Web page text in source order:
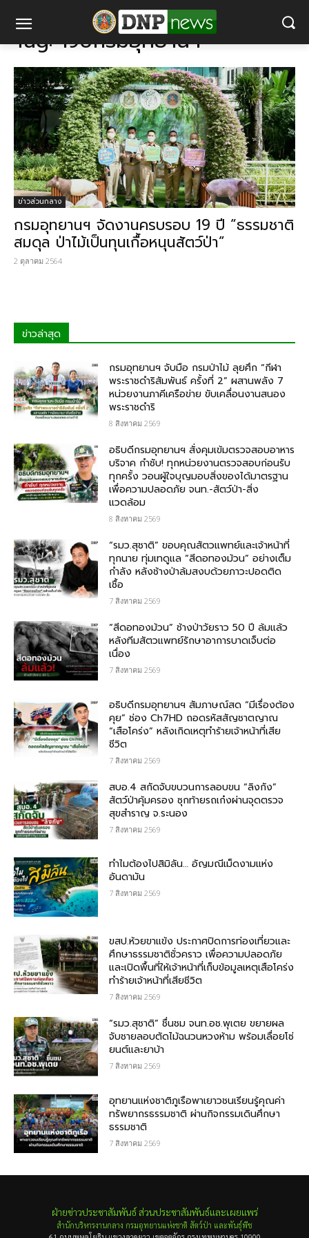
19ปีกรมอุทยานฯ
Tag:19ปีกรมอุทยานฯ
ข่าวส่วนกลาง
กรมอุทยานฯ จัดงานครบรอบ 19 ปี “ธรรมชาติ
สมดุล ป่าไม้เป็นทุนเกื้อหนุนสัตว์ป่า”
2 ตุลาคม 2564
ข่าวล่าสุด
กรมอุทยานฯ จับมือ กรมป่าไม้ ลุยศึก “กีฬา
พระราชดำริสัมพันธ์ ครั้งที่ 2” ผสานพลัง 7
หน่วยงานภาคีเครือข่าย ขับเคลื่อนงานสนอง
พระราชดำริ
8 สิงหาคม 2569
อธิบดีกรมอุทยานฯ สั่งคุมเข้มตรวจสอบอาหาร
บริจาค​ กำชับ! ทุกหน่วยงานตรวจสอบก่อนรับ
ทุกครั้ง วอนผู้ใจบุญมอบสิ่งของได้มาตรฐาน
เพื่อความปลอดภัย​ จนท.-สัตว์ป่า-สิ่ง
แวดล้อม
8 สิงหาคม 2569
“รมว.สุชาติ” ขอบคุณสัตวแพทย์และเจ้าหน้าที่
ทุกนาย ทุ่มเทดูแล “สีดอทองม้วน” อย่างเต็ม
กำลัง หลังช้างป่าล้มสงบด้วยภาวะปอดติด
เชื้อ
7 สิงหาคม 2569
“สีดอทองม้วน” ช้างป่าวัยราว 50 ปี ล้มแล้ว
หลังทีมสัตวแพทย์รักษาอาการบาดเจ็บต่อ
เนื่อง
7 สิงหาคม 2569
อธิบดีกรมอุทยานฯ สัมภาษณ์สด “มีเรื่องต้อง
คุย” ช่อง Ch7HD ถอดรหัสสัญชาตญาณ
“เสือโคร่ง” หลังเกิดเหตุทำร้ายเจ้าหน้าที่เสีย
ชีวิต
7 สิงหาคม 2569
สบอ.4 สกัดจับขบวนการลอบขน “ลิงกัง”
สัตว์ป่าคุ้มครอง ซุกท้ายรถเก๋งผ่านจุดตรวจ
สุขสำราญ จ.ระนอง
7 สิงหาคม 2569
ทำไมต้องไปสิมิลัน… อัญมณีเม็ดงามแห่ง
อันดามัน
7 สิงหาคม 2569
ขสป.ห้วยขาแข้ง ประกาศปิดการท่องเที่ยวและ
ศึกษาธรรมชาติชั่วคราว เพื่อความปลอดภัย
และเปิดพื้นที่ให้เจ้าหน้าที่เก็บข้อมูลเหตุเสือโคร่ง
ทำร้ายเจ้าหน้าที่เสียชีวิต
7 สิงหาคม 2569
“รมว.สุชาติ” ชื่นชม​ จนท.อช.พุเตย​ ขยายผล
จับชายลอบตัดไม้ฉนวนหวงห้าม พร้อมเลื่อยโซ่
ยนต์และยาบ้า
7 สิงหาคม 2569
อุทยานแห่งชาติภูเรือพาเยาวชนเรียนรู้คุณค่า
ทรัพยากรธรรมชาติ ผ่านกิจกรรมเดินศึกษา
ธรรมชาติ
7 สิงหาคม 2569
ฝ่ายข่าวประชาสัมพันธ์ ส่วนประชาสัมพันธ์และเผยแพร่
สำนักบริหารงานกลาง กรมอุทยานแห่งชาติ สัตว์ป่า และพันธุ์พืช